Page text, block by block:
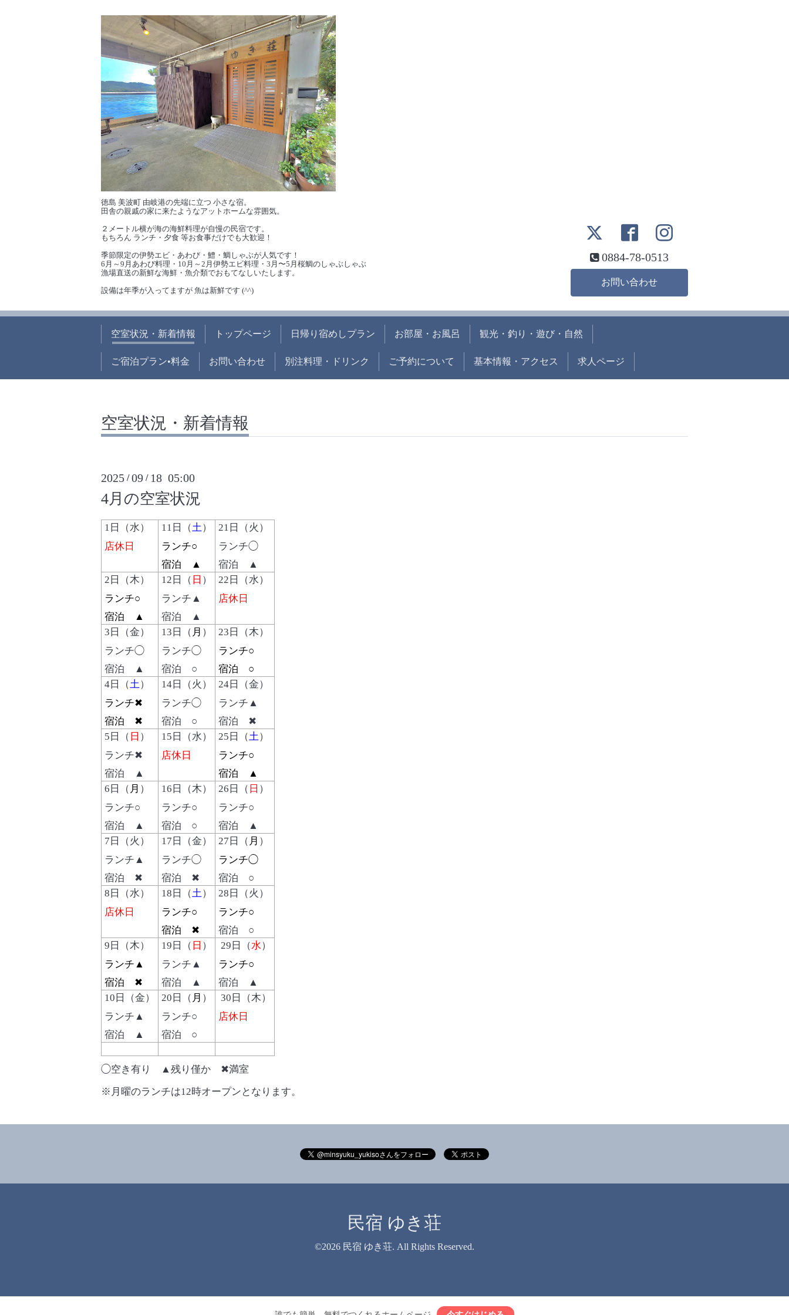
徳島 美波町 由岐港の先端に立つ 小さな宿。
田舎の親戚の家に来たようなアットホームな雰囲気。
２メートル横が海の海鮮料理が自慢の民宿です。
もちろん ランチ・夕食 等お食事だけでも大歓迎！
季節限定の伊勢エビ・あわび・鱧・鯛しゃぶが人気です！
6月～9月あわび料理・10月～2月伊勢エビ料理・3月〜5月桜鯛のしゃぶしゃぶ
漁場直送の新鮮な海鮮・魚介類でおもてなしいたします。
設備は年季が入ってますが 魚は新鮮です (^^)
0884-78-0513
お問い合わせ
空室状況・新着情報 トップページ 日帰り宿めしプラン お部屋・お風呂 観光・釣り・遊び・自然
ご宿泊プラン•料金 お問い合わせ 別注料理・ドリンク ご予約について 基本情報・アクセス 求人ページ
空室状況・新着情報
2025 /09 / 18 05:00
4月の空室状況
1 日（水）
店休日
11 日（土）
ランチ○
宿泊 ▲
21 日（火）
ランチ◯
宿泊 ▲
2 日（木）
ランチ○
宿泊 ▲
12 日（ 日 ）
ランチ▲
宿泊 ▲
22 日（水）
店休日
3 日（金）
ランチ◯
宿泊 ▲
13 日（ 月 ）
ランチ◯
宿泊 ○
23 日（木）
ランチ○
宿泊 ○
4 日（土）
ランチ✖
宿泊 ✖
14 日（火）
ランチ◯
宿泊 ○
24 日（金）
ランチ▲
宿泊 ✖
5 日（ 日 ）
ランチ✖
宿泊 ▲
15 日（水）
店休日
25 日（土）
ランチ○
宿泊 ▲
6 日（ 月 ）
ランチ○
宿泊 ▲
16 日（木）
ランチ○
宿泊 ○
26 日（ 日 ）
ランチ○
宿泊 ▲
7 日（火）
ランチ▲
宿泊 ✖
17 日（金）
ランチ◯
宿泊 ✖
27 日（ 月 ）
ランチ◯
宿泊 ○
8 日（水）
店休日
18 日（土）
ランチ○
宿泊 ✖
28 日（火）
ランチ○
宿泊 ○
9 日（木）
ランチ▲
宿泊 ✖
19 日（ 日 ）
ランチ▲
宿泊 ▲
29日（水）
ランチ○
宿泊 ▲
10 日（金）
ランチ▲
宿泊 ▲
20 日（ 月 ）
ランチ○
宿泊 ○
30日（木）
店休日
◯空き有り ▲残り僅か ✖︎満室
※月曜のランチは12時オープンとなります。
民宿 ゆき荘
©2026 民宿 ゆき荘. All Rights Reserved.